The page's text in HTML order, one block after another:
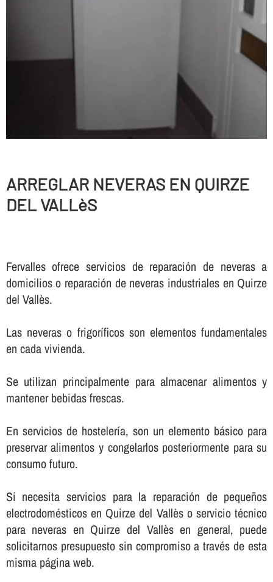
ARREGLAR NEVERAS EN QUIRZE
DEL VALLèS
Fervalles ofrece servicios de reparación de neveras a
domicilios o reparación de neveras industriales en Quirze
del Vallès.
Las neveras o frigorí­ficos son elementos fundamentales
en cada vivienda.
Se utilizan principalmente para almacenar alimentos y
mantener bebidas frescas.
En servicios de hostelerí­a, son un elemento básico para
preservar alimentos y congelarlos posteriormente para su
consumo futuro.
Si necesita servicios para la reparación de pequeños
electrodomésticos en Quirze del Vallès o servicio técnico
para neveras en Quirze del Vallès en general, puede
solicitarnos presupuesto sin compromiso a través de esta
misma página web.